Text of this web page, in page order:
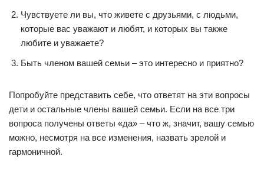
Чувствуете ли вы, что живете с друзьями, с людьми,
которые вас уважают и любят, и которых вы также
любите и уважаете?
Быть членом вашей семьи – это интересно и приятно?
Попробуйте представить себе, что ответят на эти вопросы
дети и остальные члены вашей семьи. Если на все три
вопроса получены ответы «да» – что ж, значит, вашу семью
можно, несмотря на все изменения, назвать зрелой и
гармоничной.